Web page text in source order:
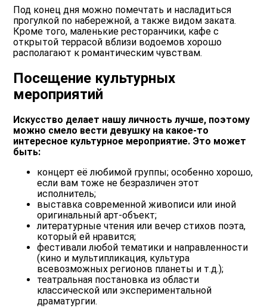
Под конец дня можно помечтать и насладиться
прогулкой по набережной, а также видом заката.
Кроме того, маленькие ресторанчики, кафе с
открытой террасой вблизи водоемов хорошо
располагают к романтическим чувствам.
Посещение культурных
мероприятий
Искусство делает нашу личность лучше, поэтому
можно смело вести девушку на какое-то
интересное культурное мероприятие. Это может
быть:
концерт её любимой группы; особенно хорошо,
если вам тоже не безразличен этот
исполнитель;
выставка современной живописи или иной
оригинальный арт-объект;
литературные чтения или вечер стихов поэта,
который ей нравится;
фестивали любой тематики и направленности
(кино и мультипликация, культура
всевозможных регионов планеты и т.д.);
театральная постановка из области
классической или экспериментальной
драматургии.